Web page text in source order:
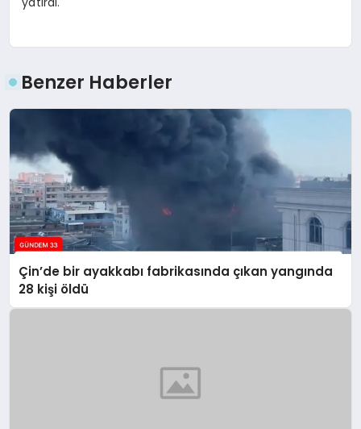
Benzer Haberler
Çin’de bir ayakkabı fabrikasında çıkan yangında
28 kişi öldü